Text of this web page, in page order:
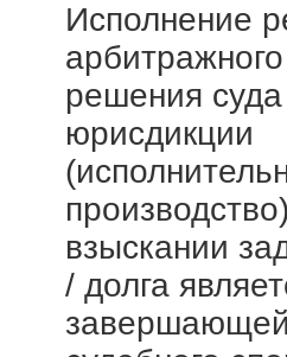
Исполнение
решения
юрисдикции
взыскании
/ долга